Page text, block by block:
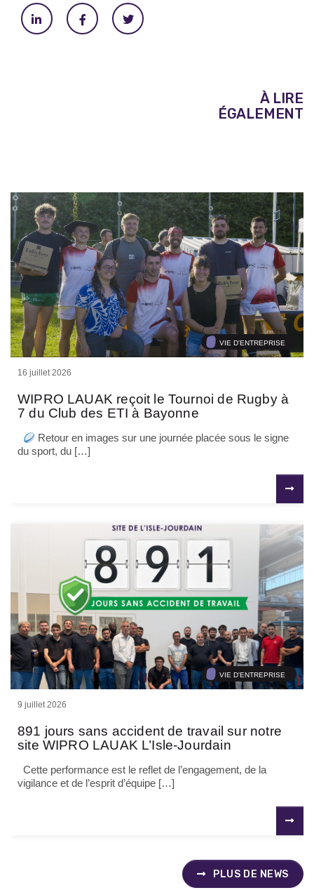
À LIRE
ÉGALEMENT
VIE D'ENTREPRISE
16 juillet 2026
WIPRO LAUAK reçoit le Tournoi de Rugby à
7 du Club des ETI à Bayonne
Retour en images sur une journée placée sous le signe
du sport, du […]
VIE D'ENTREPRISE
9 juillet 2026
891 jours sans accident de travail sur notre
site WIPRO LAUAK L’Isle-Jourdain
Cette performance est le reflet de l’engagement, de la
vigilance et de l’esprit d’équipe […]
PLUS DE NEWS